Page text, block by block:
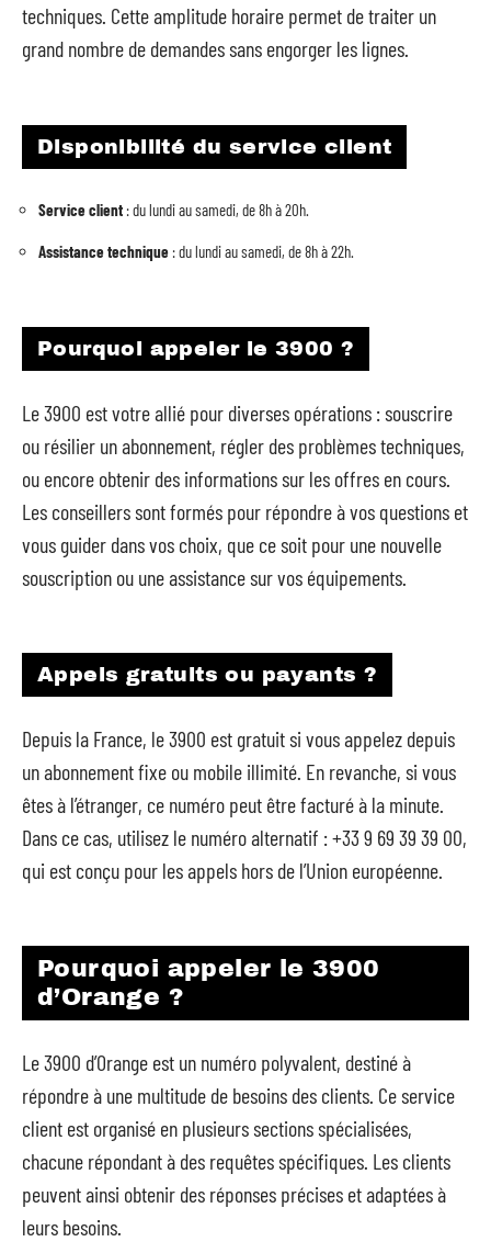
techniques. Cette amplitude horaire permet de traiter un
grand nombre de demandes sans engorger les lignes.
Disponibilité du service client
Service client : du lundi au samedi, de 8h à 20h.
Assistance technique : du lundi au samedi, de 8h à 22h.
Pourquoi appeler le 3900 ?
Le 3900 est votre allié pour diverses opérations : souscrire
ou résilier un abonnement, régler des problèmes techniques,
ou encore obtenir des informations sur les offres en cours.
Les conseillers sont formés pour répondre à vos questions et
vous guider dans vos choix, que ce soit pour une nouvelle
souscription ou une assistance sur vos équipements.
Appels gratuits ou payants ?
Depuis la France, le 3900 est gratuit si vous appelez depuis
un abonnement fixe ou mobile illimité. En revanche, si vous
êtes à l’étranger, ce numéro peut être facturé à la minute.
Dans ce cas, utilisez le numéro alternatif : +33 9 69 39 39 00,
qui est conçu pour les appels hors de l’Union européenne.
Pourquoi appeler le 3900
d’Orange ?
Le 3900 d’Orange est un numéro polyvalent, destiné à
répondre à une multitude de besoins des clients. Ce service
client est organisé en plusieurs sections spécialisées,
chacune répondant à des requêtes spécifiques. Les clients
peuvent ainsi obtenir des réponses précises et adaptées à
leurs besoins.